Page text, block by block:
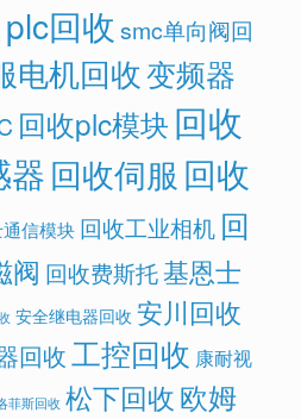
plc回收 smc单向阀回
电机回收变频器
回收plc模块 回收
器回收伺服 回收
信模块 回收工业相机 回
阀 回收费斯托基恩士
安全继电器回收 安川回收
回收工控回收 康耐视
菲斯回收 松下回收欧姆